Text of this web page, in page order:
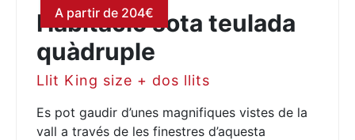
A partir de 204€
Habitació sota teulada
quàdruple
Llit King size + dos llits
Es pot gaudir d’unes magnifiques vistes de la
vall a través de les finestres d’aquesta